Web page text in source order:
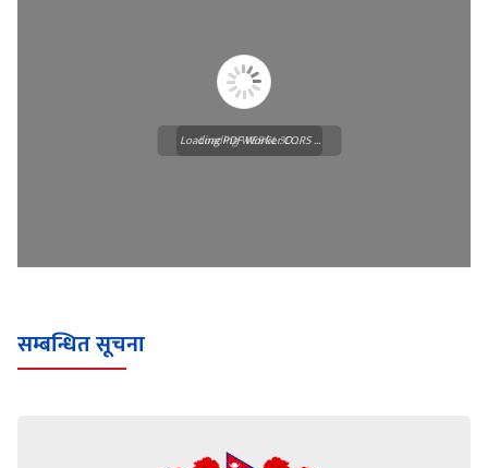
Loading WEBGL 3D ...
Loading PDF Worker CORS ...
सम्बन्धित सूचना